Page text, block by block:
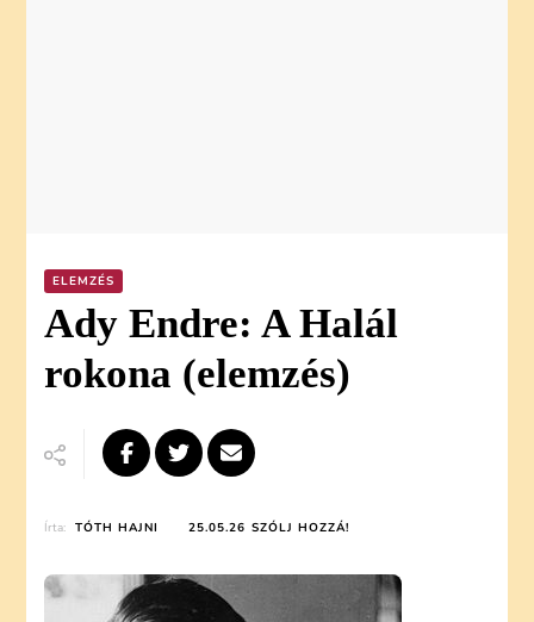
ELEMZÉS
Ady Endre: A Halál
rokona (elemzés)
Írta: TÓTH HAJNI 25.05.26 SZÓLJ HOZZÁ!
HALÁL